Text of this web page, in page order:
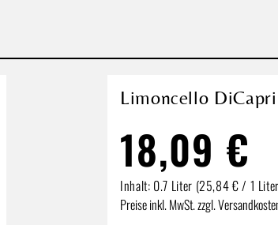
Limoncello
18,09 €
Inhalt: 0.7 Liter (25,84 € / 1
Preise inkl. MwSt. zzgl.